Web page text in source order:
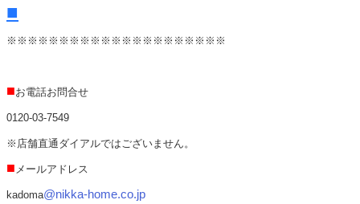
■
※※※※※※※※※※※※※※※※※※※※※
■お電話お問合せ
0120-03-7549
※店舗直通ダイアルではございません。
■ メールアドレス
kadoma@nikka-home.co.jp